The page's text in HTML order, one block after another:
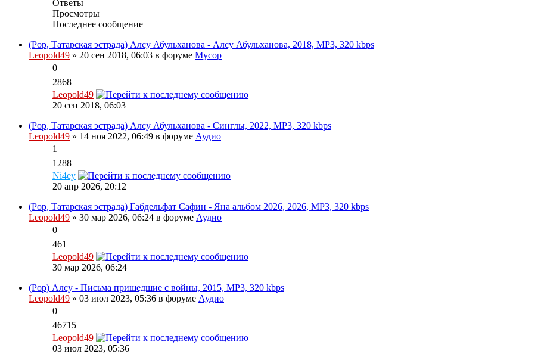
Ответы
Просмотры
Последнее сообщение
(Pop, Татарская эстрада) Алсу Абульханова - Алсу Абульханова, 2018, MP3, 320 kbps
Leopold49 » 20 сен 2018, 06:03 в форуме Мусор
0
2868
Leopold49
20 сен 2018, 06:03
(Pop, Татарская эстрада) Алсу Абульханова - Синглы, 2022, MP3, 320 kbps
Leopold49 » 14 ноя 2022, 06:49 в форуме Аудио
1
1288
Ni4ey
20 апр 2026, 20:12
(Pop, Татарская эстрада) Габдельфат Сафин - Яна альбом 2026, 2026, MP3, 320 kbps
Leopold49 » 30 мар 2026, 06:24 в форуме Аудио
0
461
Leopold49
30 мар 2026, 06:24
(Pop) Алсу - Письма пришедшие с войны, 2015, MP3, 320 kbps
Leopold49 » 03 июл 2023, 05:36 в форуме Аудио
0
46715
Leopold49
03 июл 2023, 05:36